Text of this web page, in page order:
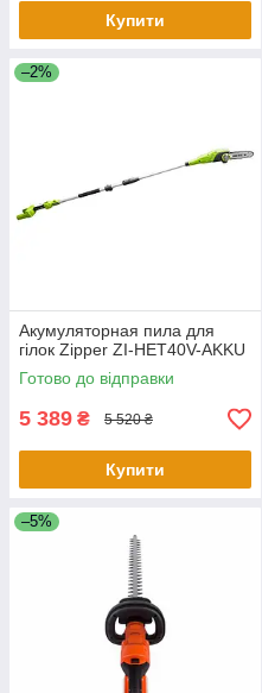
Купити
–2%
Акумуляторная пила для
гілок Zipper ZI-HET40V-AKKU
Готово до відправки
5 389 ₴ 5 520 ₴
Купити
–5%